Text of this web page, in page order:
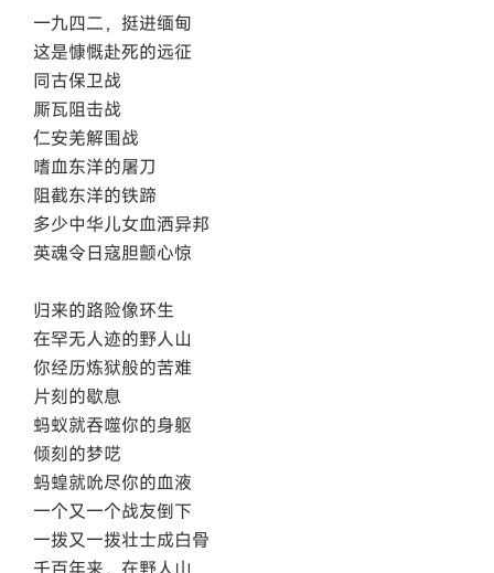
一九四二，挺进缅甸
这是慷慨赴死的远征
同古保卫战
厮瓦阻击战
仁安羌解围战
嗜血东洋的屠刀
阻截东洋的铁蹄
多少中华儿女血洒异邦
英魂令日寇胆颤心惊
归来的路险像环生
在罕无人迹的野人山
你经历炼狱般的苦难
片刻的歇息
蚂蚁就吞噬你的身躯
倾刻的梦呓
蚂蝗就吮尽你的血液
一个又一个战友倒下
一拨又一拨壮士成白骨